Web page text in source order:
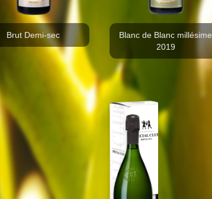
Brut Demi-sec
Blanc de Blanc millésime
2019